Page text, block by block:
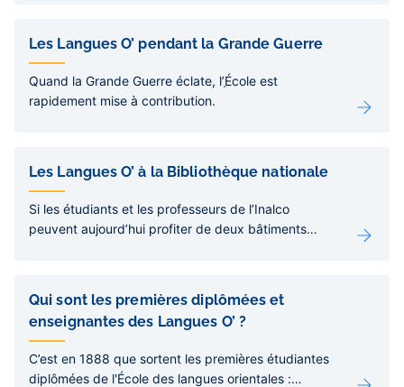
Les Langues O’ pendant la Grande Guerre
Quand la Grande Guerre éclate, l’֤École est
rapidement mise à contribution.
Les Langues O’ à la Bibliothèque nationale
Si les étudiants et les professeurs de l’Inalco
peuvent aujourd’hui profiter de deux bâtiments
Qui sont les premières diplômées et
enseignantes des Langues O’ ?
C’est en 1888 que sortent les premières étudiantes
diplômées de l'École des langues orientales :